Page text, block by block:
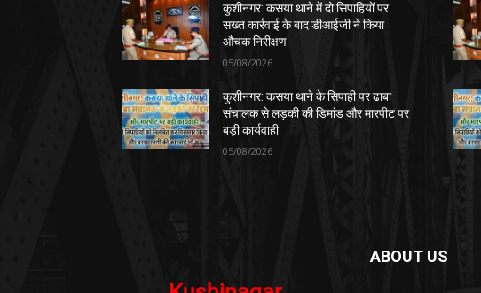
कुशीनगर: कसया थाने में दो सिपाहियों पर
सख्त कार्रवाई के बाद डीआईजी ने किया
औचक निरीक्षण
05/08/2026
कुशीनगर: कसया थाने के सिपाही पर ढाबा
संचालक से लड़की की डिमांड और मारपीट पर
बड़ी कार्यवाही
05/08/2026
ABOUT US